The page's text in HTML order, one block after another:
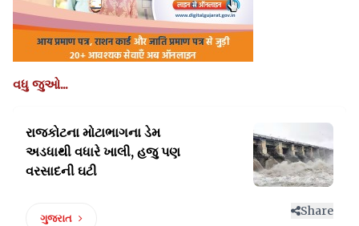
વધુ જુઓ...
રાજકોટના મોટાભાગના ડેમ
અડધાથી વધારે ખાલી, હજુ પણ
વરસાદની ઘટી
ગુજરાત
Share